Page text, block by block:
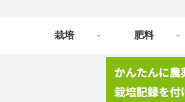
栽培 肥料